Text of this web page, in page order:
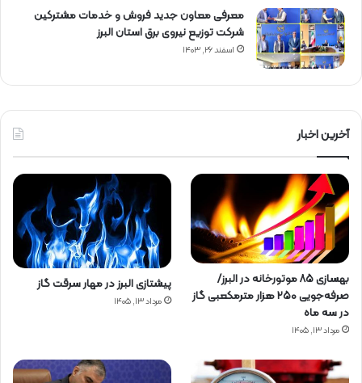
معرفی معاون جدید فروش و خدمات مشتركین
شركت توزیع نیروی برق استان البرز
اسفند ۲۶, ۱۴۰۳
آخرین اخبار
بهسازی ۸۵ موتورخانه در البرز/
صرفه‌جویی ۲۵۰ هزار مترمکعبی گاز
در سه ماه
مرداد ۱۳, ۱۴۰۵
پیشتازی البرز در مهار سرقت گاز
مرداد ۱۳, ۱۴۰۵